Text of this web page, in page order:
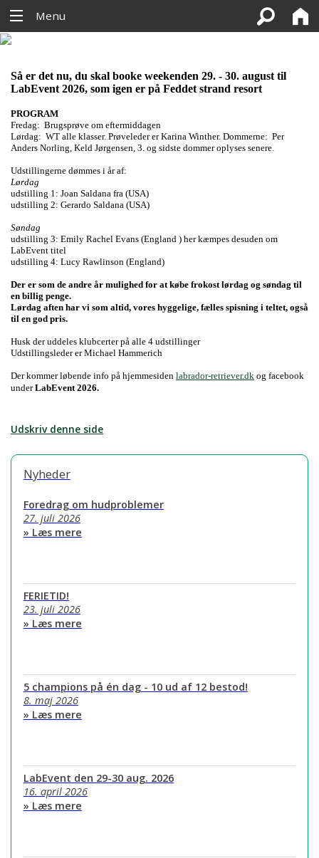
Menu
Så er det nu, du skal booke weekenden 29. - 30. august til
LabEvent 2026, som igen er på Feddet strand resort
PROGRAM
Fredag: Brugsprøve om eftermiddagen
Lørdag: WT alle klasser. Prøveleder er Karina Winther. Dommerne: Per
Anders Norling, Keld Jørgensen, 3. og sidste dommer oplyses senere.
Udstillingerne dømmes i år af:
Lørdag
udstilling 1: Joan Saldana fra (USA)
udstilling 2: Gerardo Saldana (USA)
Søndag
udstilling 3: Emily Rachel Evans (England ) her kæmpes desuden om
LabEvent titel
udstilling 4: Lucy Rawlinson (England)
Der er som de andre år mulighed for at købe frokost lørdag og søndag til
en billig penge.
Lørdag aften har vi som altid, vores hyggelige, fælles spisning i teltet, også
til en god pris.
Husk der uddeles klubcerter på alle 4 udstillinger
Udstillingsleder er Michael Hammerich
Der kommer løbende info på hjemmesiden labrador-retriever.dk og facebook
under LabEvent 2026.
Udskriv denne side
Nyheder
Foredrag om hudproblemer
27. juli 2026
» Læs mere
FERIETID!
23. juli 2026
» Læs mere
5 champions på én dag - 10 ud af 12 bestod!
8. maj 2026
» Læs mere
LabEvent den 29-30 aug. 2026
16. april 2026
» Læs mere